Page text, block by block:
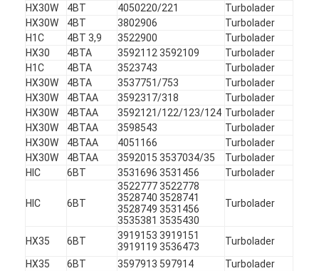
HX30W
4BT 4050220/221
Turbolader
HX30W
4BT 3802906
Turbolader
H1C
4BT 3,9 3522900
Turbolader
HX30
4BTA 3592112 3592109
Turbolader
H1C
4BTA 3523743
Turbolader
HX30W
4BTA 3537751/753
Turbolader
HX30W
4BTAA 3592317/318
Turbolader
HX30W
4BTAA 3592121/122/123/124 Turbolader
HX30W
4BTAA 3598543
Turbolader
HX30W
4BTAA 4051166
Turbolader
HX30W
4BTAA 3592015 3537034/35
Turbolader
HIC
6BT 3531696 3531456 Turbolader
HIC 6BT
3522777 3522778
3528740 3528741
3528749 3531456
3535381 3535430
Turbolader
HX35 6BT
3919153 3919151
3919119 3536473
Turbolader
HX35
6BT 3597913 597914 Turbolader